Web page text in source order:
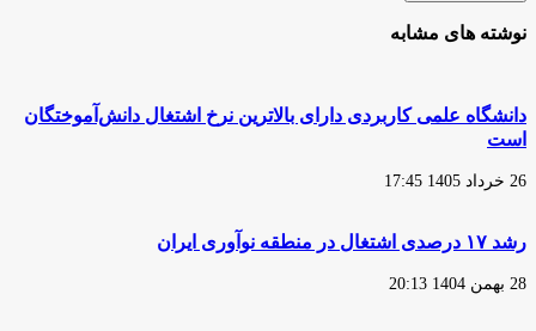
نوشته های مشابه
دانشگاه علمی کاربردی دارای بالاترین نرخ اشتغال دانش‌آموختگان
است
26 خرداد 1405 17:45
رشد ۱۷ درصدی اشتغال در منطقه نوآوری ایران
28 بهمن 1404 20:13